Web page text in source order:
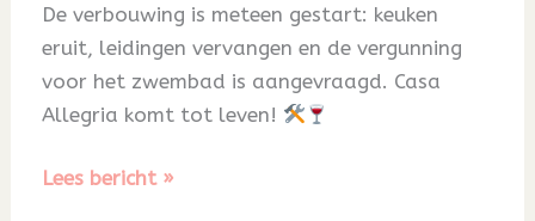
De verbouwing is meteen gestart: keuken
eruit, leidingen vervangen en de vergunning
voor het zwembad is aangevraagd. Casa
Allegria komt tot leven!
Blog
Lees bericht »